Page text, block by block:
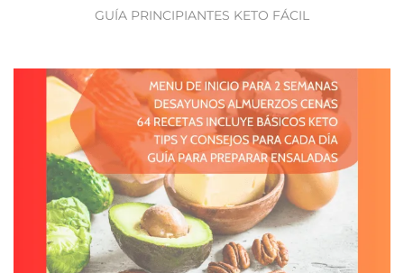
GUÍA PRINCIPIANTES KETO FÁCIL